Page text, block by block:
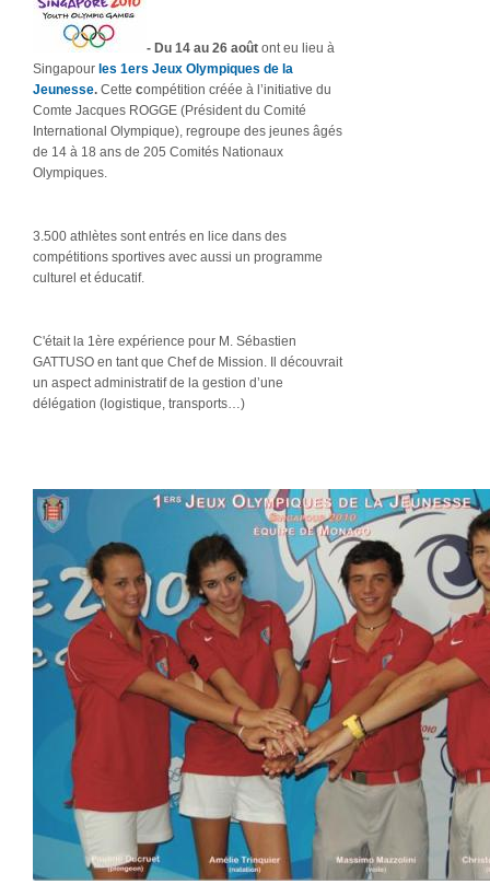
- Du 14 au 26 août ont eu lieu à
Singapour les 1ers Jeux Olympiques de la
Jeunesse. Cette compétition créée à l’initiative du
Comte Jacques ROGGE (Président du Comité
International Olympique), regroupe des jeunes âgés
de 14 à 18 ans de 205 Comités Nationaux
Olympiques.
3.500 athlètes sont entrés en lice dans des
compétitions sportives avec aussi un programme
culturel et éducatif.
C'était la 1ère expérience pour M. Sébastien
GATTUSO en tant que Chef de Mission. Il découvrait
un aspect administratif de la gestion d’une
délégation (logistique, transports…)